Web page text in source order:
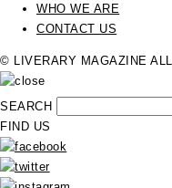
WHO WE ARE
CONTACT US
© LIVERARY MAGAZINE
SEARCH
FIND US